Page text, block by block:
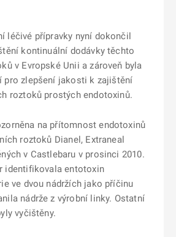
léčivé přípravky nyní dokončil
kontinuální dodávky těchto
v Evropské Unii a zároveň byla
pro zlepšení jakosti k zajištění
roztoků prostých endotoxinů.
na přítomnost endotoxinů
roztoků Dianel, Extraneal
v Castlebaru v prosinci 2010.
identifikovala entotoxin
ve dvou nádržích jako příčinu
nádrže z výrobní linky. Ostatní
vyčištěny.